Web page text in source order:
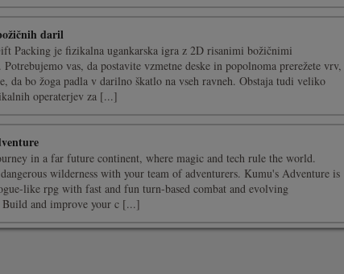
daril
Packing je fizikalna ugankarska igra z 2D risanimi božičnimi
vas, da postavite vzmetne deske in popolnoma prerežete vrv,
da bo žoga padla v darilno škatlo na vseh ravneh. Obstaja tudi veliko
operaterjev za [...]
in a far future continent, where magic and tech rule the world.
wilderness with your team of adventurers. Kumu's Adventure is
like rpg with fast and fun turn-based combat and evolving
and improve your c [...]